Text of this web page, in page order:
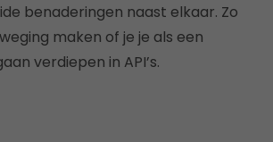
benaderingen naast elkaar. Zo
maken of je je als een
verdiepen in API’s.